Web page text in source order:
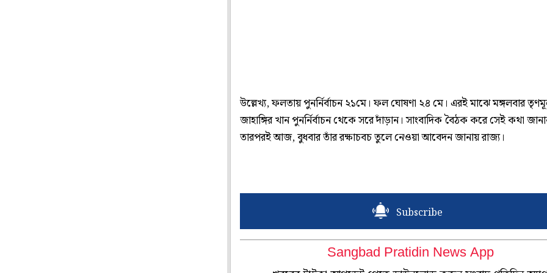
উল্লেখ্য, ফলতায় পুনর্নির্বাচন ২১মে। ফল ঘোষণা ২৪ মে। এরই মাঝে মঙ্গলবার তৃণমূল
জাহাঙ্গির খান পুনর্নির্বাচন থেকে সরে দাঁড়ান। সাংবাদিক বৈঠক করে সেই কথা
তারপরই আজ, বুধবার তাঁর রক্ষাচবচ তুলে নেওয়া আবেদন জানায় রাজ্য।
Subscribe
Sangbad Pratidin News App